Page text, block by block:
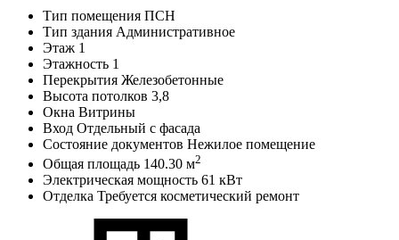
Тип помещения ПСН
Тип здания Административное
Этаж 1
Этажность 1
Перекрытия Железобетонные
Высота потолков 3,8
Окна Витрины
Вход Отдельный с фасада
Состояние документов Нежилое помещение
Общая площадь 140.30 м2
Электрическая мощность 61 кВт
Отделка Требуется косметический ремонт